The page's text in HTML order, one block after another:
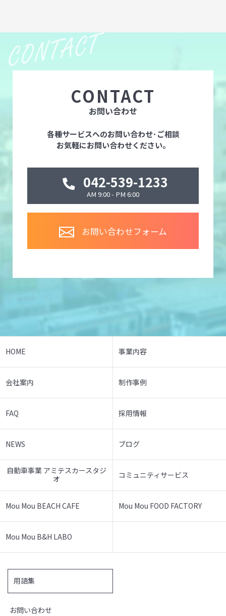
CONTACT
お問い合わせ
各種サービスへのお問い合わせ･ご相談
お気軽にお問い合わせください。
042-539-1233
AM 9:00 - PM 6:00
お問い合わせフォーム
HOME 事業内容
会社案内 制作事例
FAQ 採用情報
NEWS ブログ
自動車事業 アミテスカースタジ
オ
コミュニティサービス
Mou Mou BEACH CAFE Mou Mou FOOD FACTORY
Mou Mou B&H LABO
用語集
お問い合わせ